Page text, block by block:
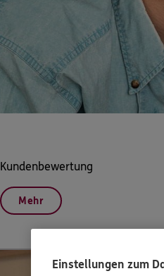
Kundenbewertung
Mehr
Einstellungen zum